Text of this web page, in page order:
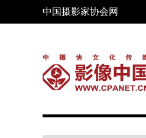
中国摄影家协会网